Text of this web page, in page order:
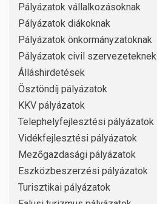
Pályázatok vállalkozásoknak
Pályázatok diákoknak
Pályázatok önkormányzatoknak
Pályázatok civil szervezeteknek
Álláshirdetések
Ösztöndíj pályázatok
KKV pályázatok
Telephelyfejlesztési pályázatok
Vidékfejlesztési pályázatok
Mezőgazdasági pályázatok
Eszközbeszerzési pályázatok
Turisztikai pályázatok